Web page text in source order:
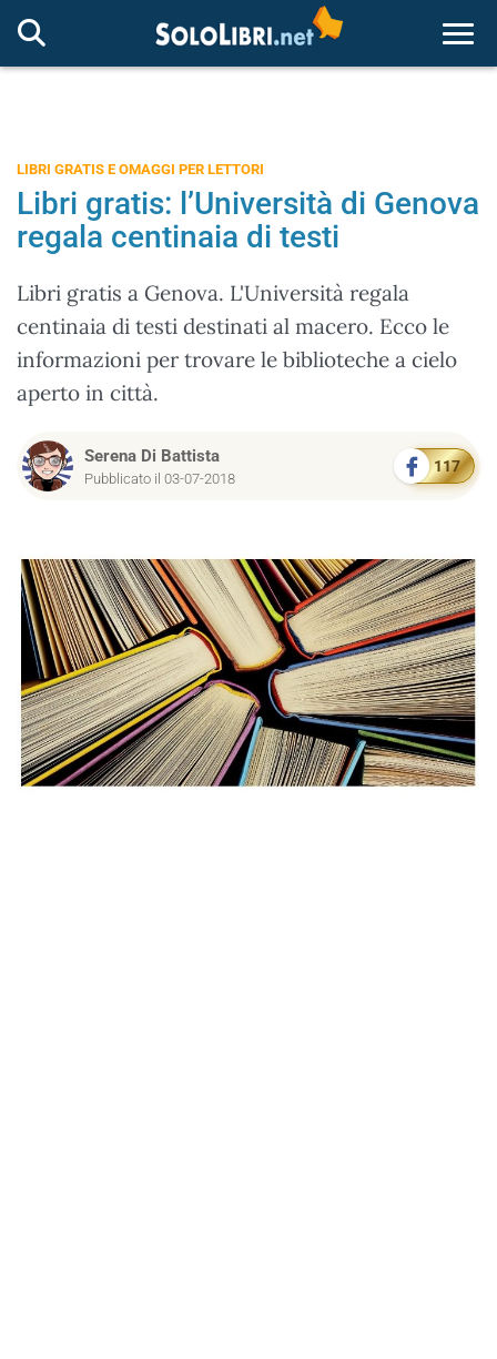
LIBRI GRATIS E OMAGGI PER LETTORI
Libri gratis: l’Università di Genova
regala centinaia di testi
Libri gratis a Genova. L'Università regala
centinaia di testi destinati al macero. Ecco le
informazioni per trovare le biblioteche a cielo
aperto in città.
Serena Di Battista
Pubblicato il 03-07-2018
117